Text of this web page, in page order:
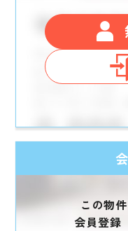
この物
会員登録